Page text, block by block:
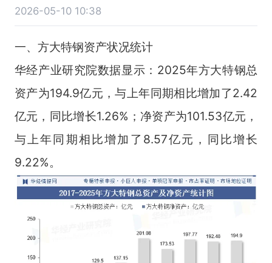
2026-05-10 10:38
一、方大特钢资产状况统计
华经产业研究院数据显示：2025年方大特钢总
资产为194.9亿元，与上年同期相比增加了2.42
亿元，同比增长1.26%；净资产为101.53亿元，
与上年同期相比增加了8.57亿元，同比增长
9.22%。